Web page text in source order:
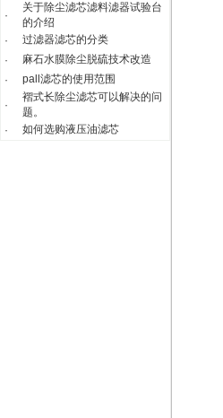
·
关于除尘滤芯滤料滤器试验台
的介绍
·
过滤器滤芯的分类
·
麻石水膜除尘脱硫技术改造
·
pall滤芯的使用范围
·
褶式长除尘滤芯可以解决的问
题。
·
如何选购液压油滤芯